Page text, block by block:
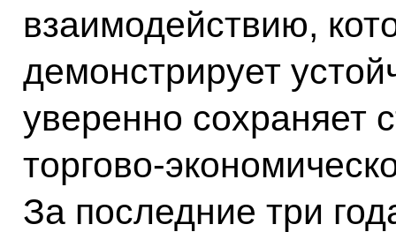
взаимодействию,
демонстрирует
уверенно сохраняет
торгово-
За последние три